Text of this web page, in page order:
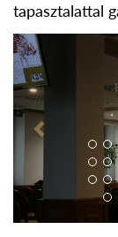
tapasztalattal
Previous